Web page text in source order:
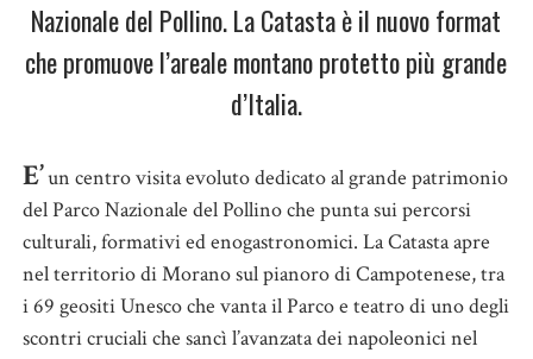
Nazionale del Pollino. La Catasta è il nuovo format
che promuove l’areale montano protetto più grande
d’Italia.
E’un centro visita evoluto dedicato al grande patrimonio
del Parco Nazionale del Pollino che punta sui percorsi
culturali, formativi ed enogastronomici. La Catasta apre
nel territorio di Morano sul pianoro di Campotenese, tra
i 69 geositi Unesco che vanta il Parco e teatro di uno degli
scontri cruciali che sancì l’avanzata dei napoleonici nel